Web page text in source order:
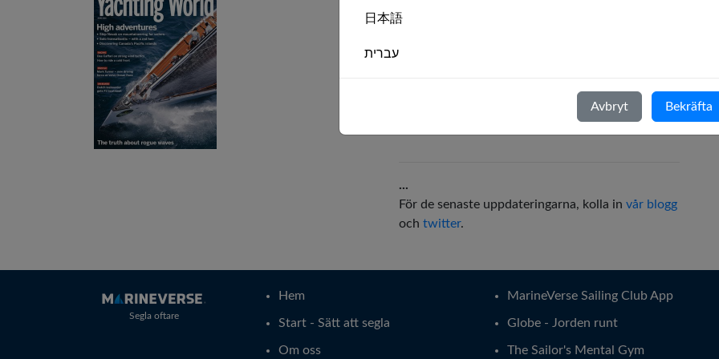
...
För de senaste uppdateringarna, kolla in vår blogg
och twitter.
Segla oftare
Hem
Start - Sätt att segla
Om oss
MarineVerse Sailing Club App
Globe - Jorden runt
The Sailor's Mental Gym
日本語
עברית
Avbryt Bekräfta